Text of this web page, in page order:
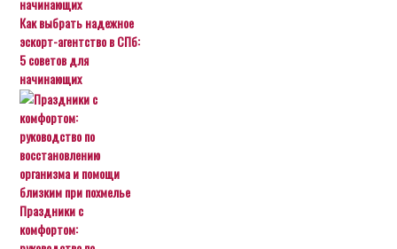
Как выбрать надежное
эскорт-агентство в СПб:
5 советов для
начинающих
Праздники с
комфортом: